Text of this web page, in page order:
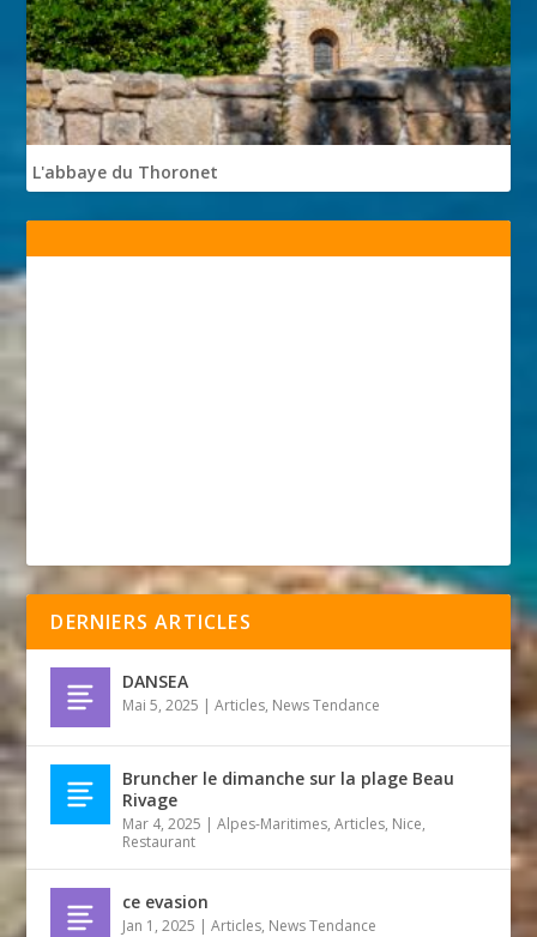
L'abbaye du Thoronet
DERNIERS ARTICLES
DANSEA
Mai 5, 2025 |Articles, News Tendance
Bruncher le dimanche sur la plage Beau
Rivage
Mar 4, 2025 |Alpes-Maritimes,Articles, Nice,
Restaurant
ce evasion
Jan 1, 2025 |Articles, News Tendance